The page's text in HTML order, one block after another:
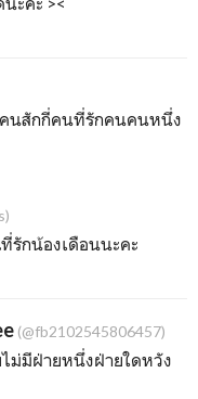
คนสักกี่คนที่รักคนคนหนึ่ง
รักน้องเดือนนะคะ
(@fb2102545806457)
ม่มีฝ่ายหนึ่งฝ่ายใดหวัง